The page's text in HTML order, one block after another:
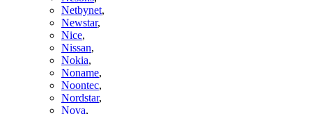
Netbynet,
Newstar,
Nice,
Nissan,
Nokia,
Noname,
Noontec,
Nordstar,
Nova,